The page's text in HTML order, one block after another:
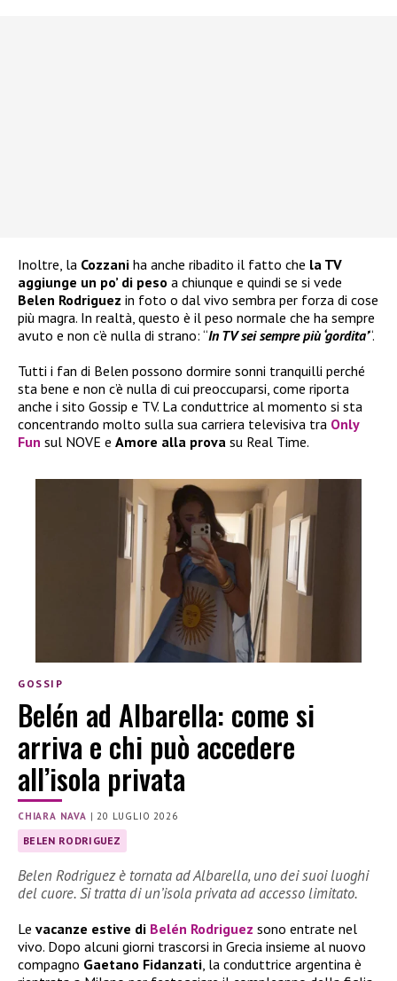
Inoltre, la Cozzani ha anche ribadito il fatto che la TV
aggiunge un po’ di peso a chiunque e quindi se si vede
Belen Rodriguez in foto o dal vivo sembra per forza di cose
più magra. In realtà, questo è il peso normale che ha sempre
avuto e non c’è nulla di strano: “In TV sei sempre più ‘gordita’“.
Tutti i fan di Belen possono dormire sonni tranquilli perché
sta bene e non c’è nulla di cui preoccuparsi, come riporta
anche i sito Gossip e TV. La conduttrice al momento si sta
concentrando molto sulla sua carriera televisiva tra Only
Fun sul NOVE e Amore alla prova su Real Time.
GOSSIP
Belén ad Albarella: come si
arriva e chi può accedere
all’isola privata
CHIARA NAVA | 20 LUGLIO 2026
BELEN RODRIGUEZ
Belen Rodriguez è tornata ad Albarella, uno dei suoi luoghi
del cuore. Si tratta di un’isola privata ad accesso limitato.
Le vacanze estive di Belén Rodriguez sono entrate nel
vivo. Dopo alcuni giorni trascorsi in Grecia insieme al nuovo
compagno Gaetano Fidanzati, la conduttrice argentina è